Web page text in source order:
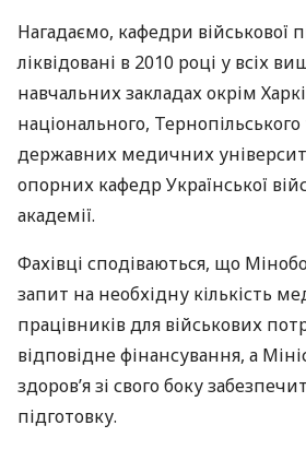
Нагадаємо, кафедри військової
ліквідовані в 2010 році у всіх
навчальних закладах окрім
національного, Тернопільського
державних медичних
опорних кафедр Української
академії.
Фахівці сподіваються, що
запит на необхідну кількість
працівників для військових
відповідне фінансування, а
здоров’я зі свого боку
підготовку.